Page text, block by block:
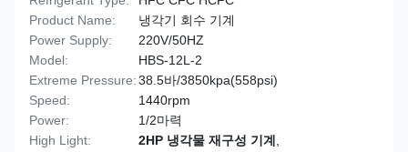
Product Name:
냉각기 회수 기계
Power Supply:
220V/50HZ
Model:
HBS-12L-2
Extreme Pressure:38.5바/3850kpa(558psi)
Speed:
1440rpm
Power:
1/2마력
High Light:
2HP 냉각물 재구성 기계